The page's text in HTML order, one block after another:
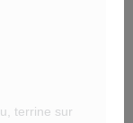
terrine sur